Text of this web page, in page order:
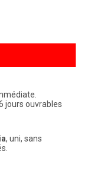
jours ouvrables
, uni, sans